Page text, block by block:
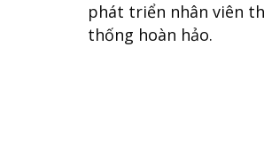
phát triển nhân viên
thống hoàn hảo.